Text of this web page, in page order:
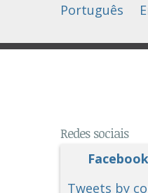
Português
Redes sociais
Facebook
Tweets by